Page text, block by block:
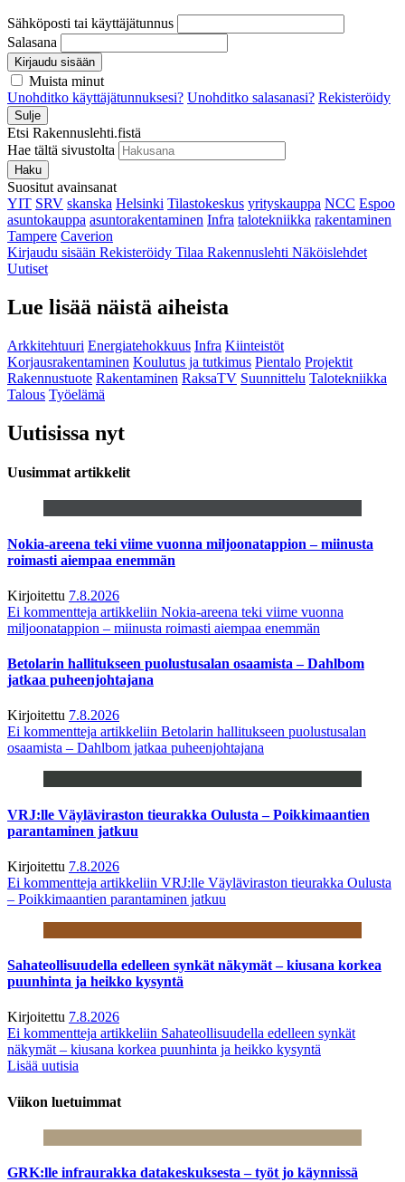
Sähköposti tai käyttäjätunnus
Salasana
Kirjaudu sisään
Muista minut
Unohditko käyttäjätunnuksesi? Unohditko salasanasi? Rekisteröidy
Sulje
Etsi Rakennuslehti.fistä
Hae tältä sivustolta
Haku
Suositut avainsanat
YIT SRV skanska Helsinki Tilastokeskus yrityskauppa NCC Espoo
asuntokauppa asuntorakentaminen Infra talotekniikka rakentaminen
Tampere Caverion
Kirjaudu sisään Rekisteröidy Tilaa Rakennuslehti Näköislehdet
Uutiset
Lue lisää näistä aiheista
Arkkitehtuuri Energiatehokkuus Infra Kiinteistöt
Korjausrakentaminen Koulutus ja tutkimus Pientalo Projektit
Rakennustuote Rakentaminen RaksaTV Suunnittelu Talotekniikka
Talous Työelämä
Uutisissa nyt
Uusimmat artikkelit
Nokia-areena teki viime vuonna miljoonatappion – miinusta
roimasti aiempaa enemmän
Kirjoitettu 7.8.2026
Ei kommentteja artikkeliin Nokia-areena teki viime vuonna
miljoonatappion – miinusta roimasti aiempaa enemmän
Betolarin hallitukseen puolustusalan osaamista – Dahlbom
jatkaa puheenjohtajana
Kirjoitettu 7.8.2026
Ei kommentteja artikkeliin Betolarin hallitukseen puolustusalan
osaamista – Dahlbom jatkaa puheenjohtajana
VRJ:lle Väyläviraston tieurakka Oulusta – Poikkimaantien
parantaminen jatkuu
Kirjoitettu 7.8.2026
Ei kommentteja artikkeliin VRJ:lle Väyläviraston tieurakka Oulusta
– Poikkimaantien parantaminen jatkuu
Sahateollisuudella edelleen synkät näkymät – kiusana korkea
puunhinta ja heikko kysyntä
Kirjoitettu 7.8.2026
Ei kommentteja artikkeliin Sahateollisuudella edelleen synkät
näkymät – kiusana korkea puunhinta ja heikko kysyntä
Lisää uutisia
Viikon luetuimmat
GRK:lle infraurakka datakeskuksesta – työt jo käynnissä